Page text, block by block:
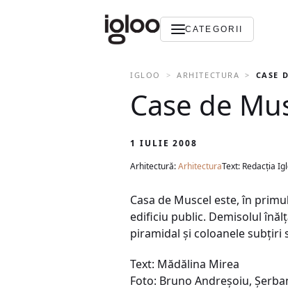
CATEGORII
IGLOO ARHITECTURA CASE
Case de
1 IULIE 2008
Arhitectură:ArhitecturaText: Redacția
Casa de Muscel este, în
edificiu public. Demisolul
piramidal şi coloanele subţiri
Text: Mădălina Mirea
Foto: Bruno Andreşoiu,